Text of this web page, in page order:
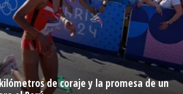
de coraje y la promesa de un